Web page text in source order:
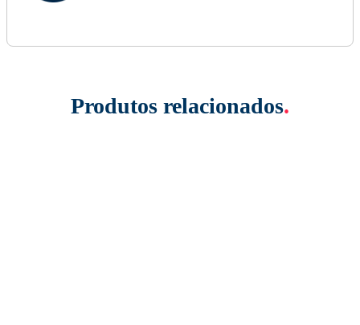
Produtos relacionados.